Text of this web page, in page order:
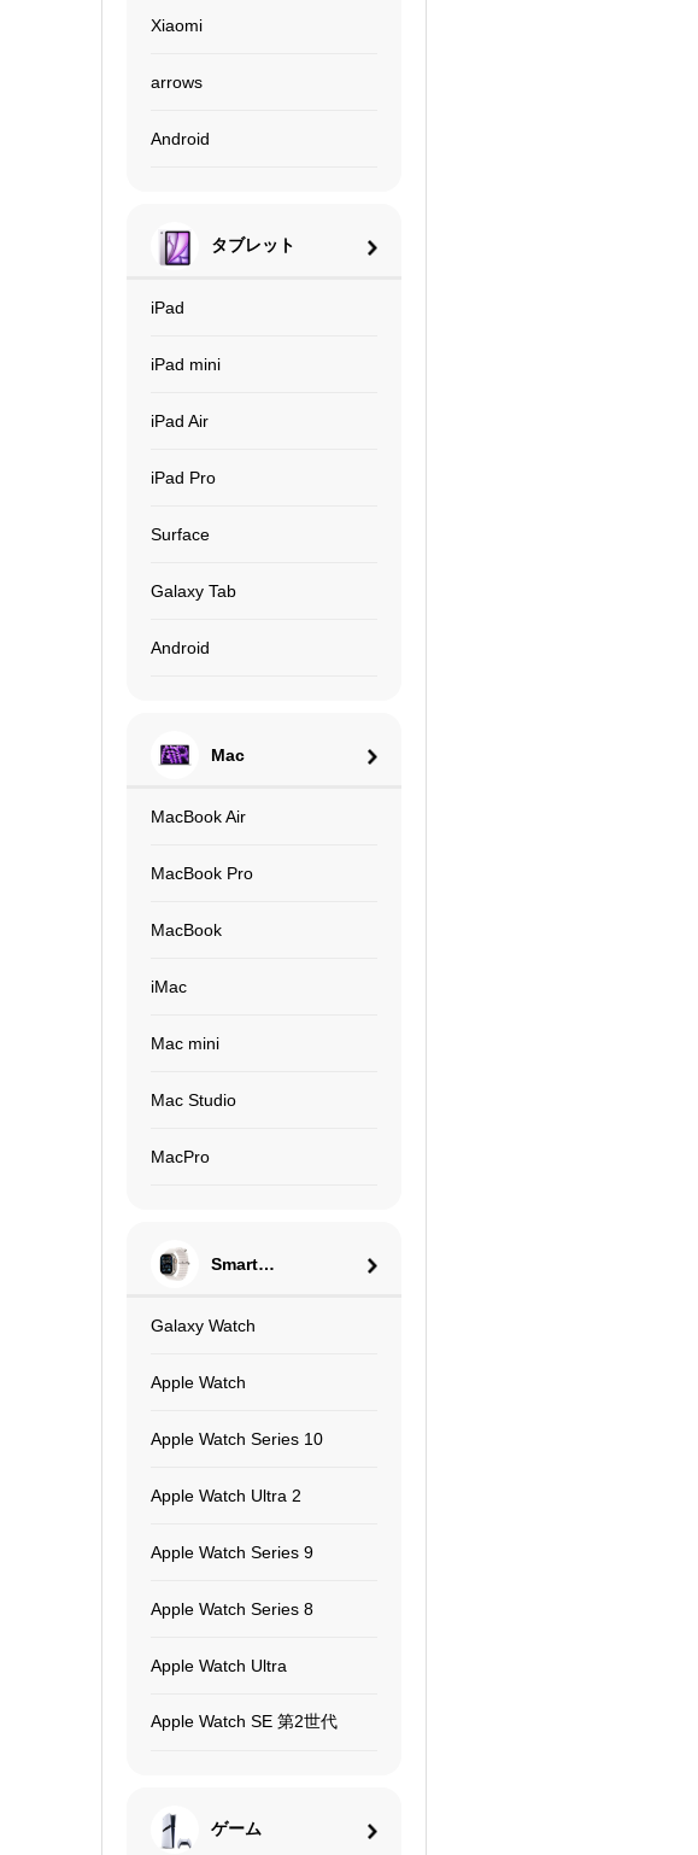
Xiaomi
arrows
Android
タブレット
iPad
iPad mini
iPad Air
iPad Pro
Surface
Galaxy Tab
Android
Mac
MacBook Air
MacBook Pro
MacBook
iMac
Mac mini
Mac Studio
MacPro
Smart
Galaxy Watch
Apple Watch
Apple Watch Series 10
Apple Watch Ultra 2
Apple Watch Series 9
Apple Watch Series 8
Apple Watch Ultra
Apple Watch SE 第2世代
ゲーム